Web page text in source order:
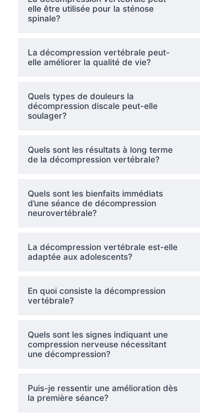
elle être utilisée pour la sténose
spinale?
La décompression vertébrale peut-
elle améliorer la qualité de vie?
Quels types de douleurs la
décompression discale peut-elle
soulager?
Quels sont les résultats à long terme
de la décompression vertébrale?
Quels sont les bienfaits immédiats
d’une séance de décompression
neurovertébrale?
La décompression vertébrale est-elle
adaptée aux adolescents?
En quoi consiste la décompression
vertébrale?
Quels sont les signes indiquant une
compression nerveuse nécessitant
une décompression?
Puis-je ressentir une amélioration dès
la première séance?